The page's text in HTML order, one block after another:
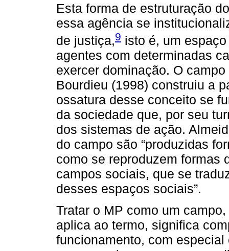
Esta forma de estruturação
essa agência se
de justiça,9 isto é, um
agentes com determinadas
exercer dominação. O
Bourdieu (1998) construiu a
ossatura desse conceito se
da sociedade que, por seu
dos sistemas de ação.
do campo são “produzidas
como se reproduzem formas
campos sociais, que se
desses espaços sociais”.
Tratar o MP como um
aplica ao termo, significa
funcionamento, com